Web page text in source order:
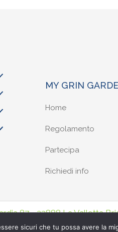
MY GRIN
Home
Regolamento
Partecipa
Richiedi info
87 - 23888 La Valletta
LC-301853 -Privacy Policy-
sicuri che tu possa avere la